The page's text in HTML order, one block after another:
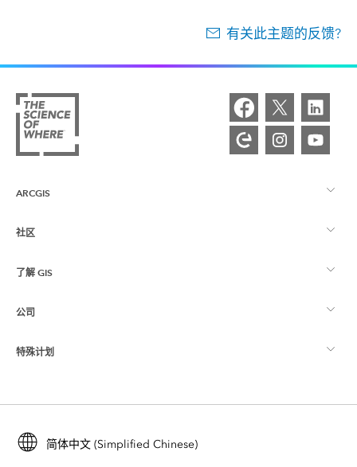
有关此主题的反馈?
ARCGIS
ArcGIS 概览
制图
社区
Esri 社区
ArcGIS 博客
Esri 年轻专家关系网
了解 GIS
什么是 GIS？
位置智能
培训
ArcUser
公司
关于 Esri
招贤纳士
特殊计划
ArcGIS for Student Use
简体中文 (Simplified Chinese)